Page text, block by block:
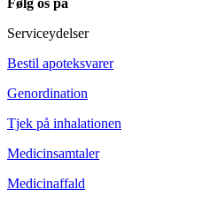
Følg os på
Serviceydelser
Bestil apoteksvarer
Genordination
Tjek på inhalationen
Medicinsamtaler
Medicinaffald